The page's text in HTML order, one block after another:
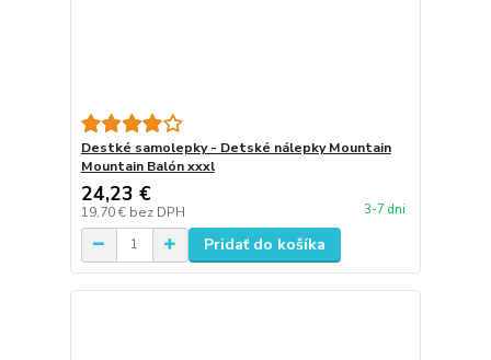
Destké samolepky - Detské nálepky Mountain
Mountain Balón xxxl
24,23 €
19,70 € bez DPH 3-7 dni
Pridať do košíka